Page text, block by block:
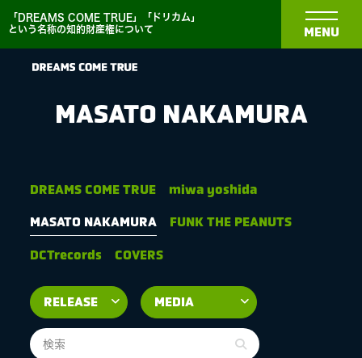
「DREAMS COME TRUE」「ドリカム」
という名称の知的財産権について
MENU
BIOGRAPHY
DISCOGRAPHY
MEDIA
MASATO NAKAMURA
DREAMS COME TRUE miwa yoshida
MASATO NAKAMURA FUNK THE PEANUTS
DCTrecords COVERS